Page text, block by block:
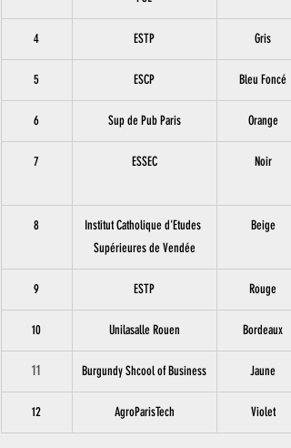
4 ESTP Gris
5 ESCP Bleu Foncé
6 Sup de Pub Paris Orange
7 ESSEC Noir
8
Institut Catholique d'Etudes
Supérieures de Vendée
Beige
9 ESTP Rouge
10 Unilasalle Rouen Bordeaux
11 Burgundy Shcool of Business Jaune
12 AgroParisTech Violet